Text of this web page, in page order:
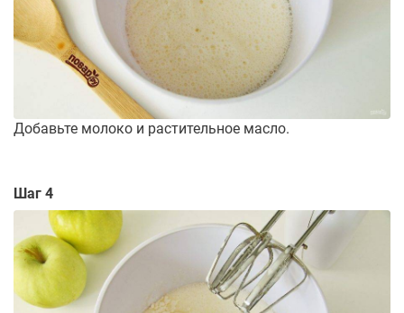
Добавьте молоко и растительное масло.
Шаг 4